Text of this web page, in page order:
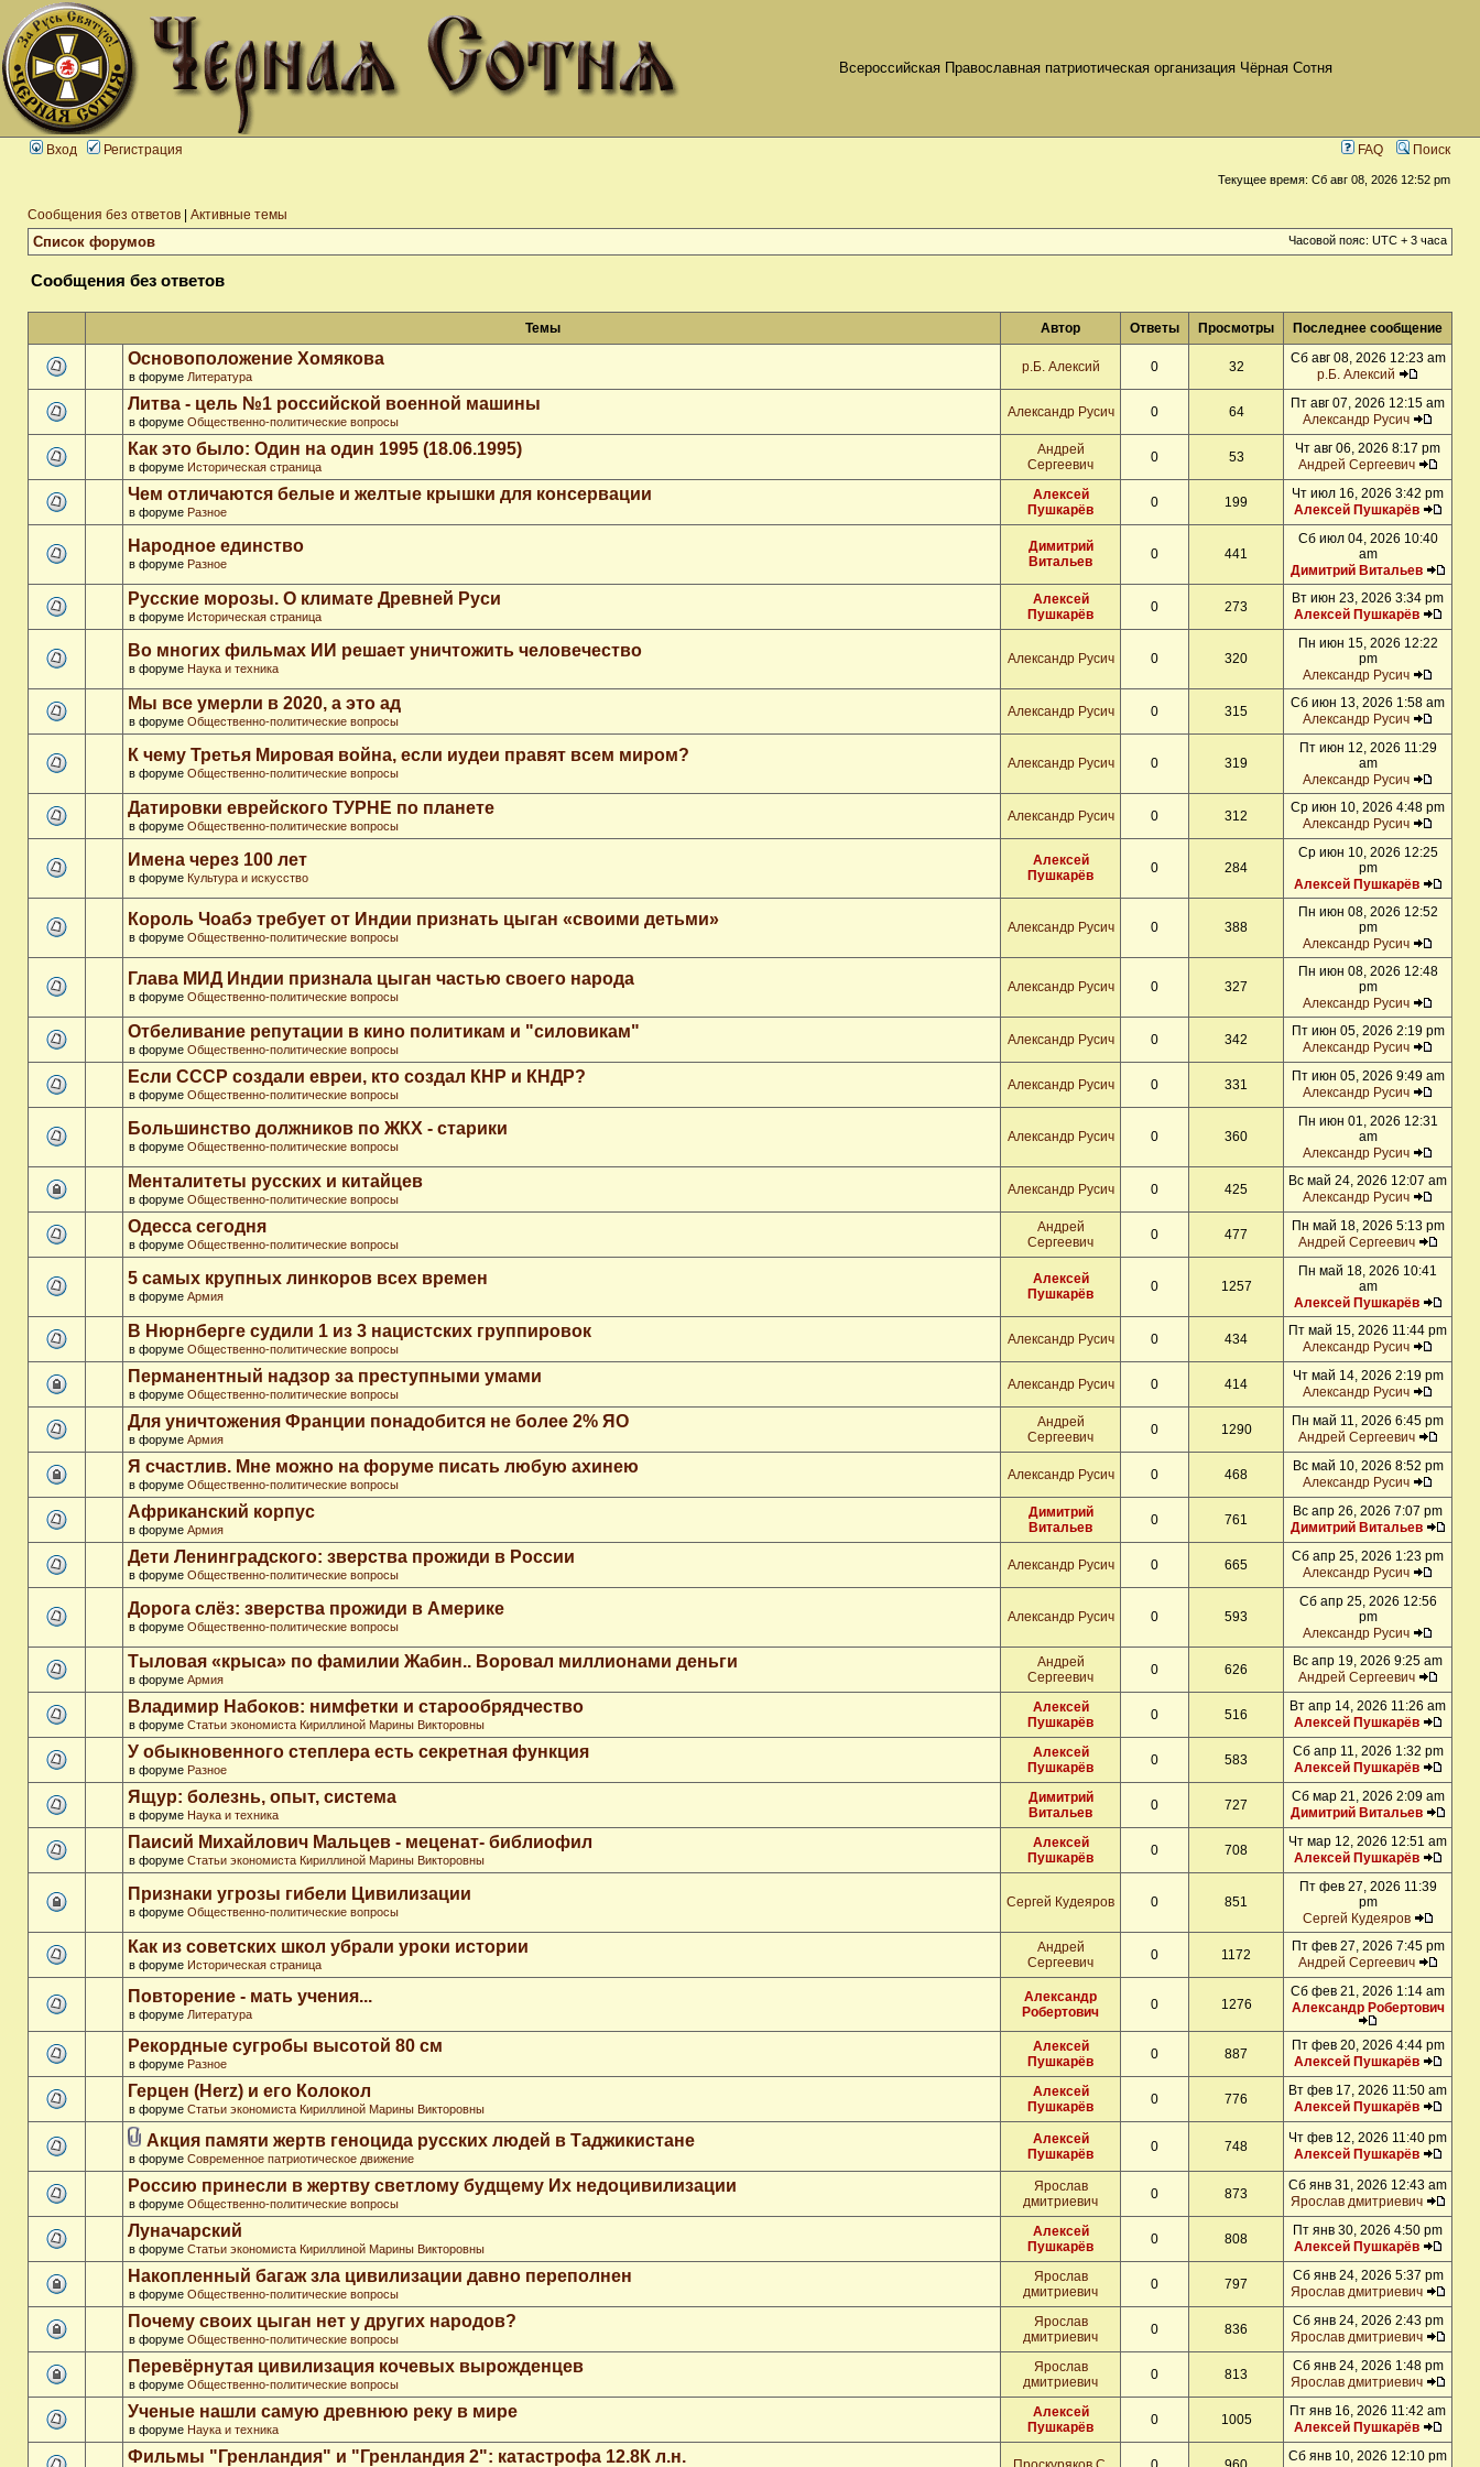
Всероссийская Православная патриотическая организация Чёрная Сотня
Вход Регистрация FAQ Поиск
Текущее время: Сб авг 08, 2026 12:52 pm
Сообщения без ответов Активные темы
Список форумов Часовой пояс: UTC + 3 часа
Сообщения без ответов
Темы Автор Ответы Просмотры Последнее сообщение
Основоположение Хомякова
в форуме Литература
р.Б. Алексий 0 32
Сб авг 08, 2026 12:23 am
р.Б. Алексий
Литва - цель №1 российской военной машины
в форуме Общественно-политические вопросы
Александр Русич 0 64
Пт авг 07, 2026 12:15 am
Александр Русич
Как это было: Один на один 1995 (18.06.1995)
в форуме Историческая страница
Андрей
Сергеевич
0 53
Чт авг 06, 2026 8:17 pm
Андрей Сергеевич
Чем отличаются белые и желтые крышки для консервации
в форуме Разное
Алексей
Пушкарёв
0 199
Чт июл 16, 2026 3:42 pm
Алексей Пушкарёв
Народное единство
в форуме Разное
Димитрий
Витальев
0 441
Сб июл 04, 2026 10:40
am
Димитрий Витальев
Русские морозы. О климате Древней Руси
в форуме Историческая страница
Алексей
Пушкарёв
0 273
Вт июн 23, 2026 3:34 pm
Алексей Пушкарёв
Во многих фильмах ИИ решает уничтожить человечество
в форуме Наука и техника
Александр Русич 0 320
Пн июн 15, 2026 12:22
pm
Александр Русич
Мы все умерли в 2020, а это ад
в форуме Общественно-политические вопросы
Александр Русич 0 315
Сб июн 13, 2026 1:58 am
Александр Русич
К чему Третья Мировая война, если иудеи правят всем миром?
в форуме Общественно-политические вопросы
Александр Русич 0 319
Пт июн 12, 2026 11:29
am
Александр Русич
Датировки еврейского ТУРНЕ по планете
в форуме Общественно-политические вопросы
Александр Русич 0 312
Ср июн 10, 2026 4:48 pm
Александр Русич
Имена через 100 лет
в форуме Культура и искусство
Алексей
Пушкарёв
0 284
Ср июн 10, 2026 12:25
pm
Алексей Пушкарёв
Король Чоабэ требует от Индии признать цыган «своими детьми»
в форуме Общественно-политические вопросы
Александр Русич 0 388
Пн июн 08, 2026 12:52
pm
Александр Русич
Глава МИД Индии признала цыган частью своего народа
в форуме Общественно-политические вопросы
Александр Русич 0 327
Пн июн 08, 2026 12:48
pm
Александр Русич
Отбеливание репутации в кино политикам и "силовикам"
в форуме Общественно-политические вопросы
Александр Русич 0 342
Пт июн 05, 2026 2:19 pm
Александр Русич
Если СССР создали евреи, кто создал КНР и КНДР?
в форуме Общественно-политические вопросы
Александр Русич 0 331
Пт июн 05, 2026 9:49 am
Александр Русич
Большинство должников по ЖКХ - старики
в форуме Общественно-политические вопросы
Александр Русич 0 360
Пн июн 01, 2026 12:31
am
Александр Русич
Менталитеты русских и китайцев
в форуме Общественно-политические вопросы
Александр Русич 0 425
Вс май 24, 2026 12:07 am
Александр Русич
Одесса сегодня
в форуме Общественно-политические вопросы
Андрей
Сергеевич
0 477
Пн май 18, 2026 5:13 pm
Андрей Сергеевич
5 самых крупных линкоров всех времен
в форуме Армия
Алексей
Пушкарёв
0 1257
Пн май 18, 2026 10:41
am
Алексей Пушкарёв
В Нюрнберге судили 1 из 3 нацистских группировок
в форуме Общественно-политические вопросы
Александр Русич 0 434
Пт май 15, 2026 11:44 pm
Александр Русич
Перманентный надзор за преступными умами
в форуме Общественно-политические вопросы
Александр Русич 0 414
Чт май 14, 2026 2:19 pm
Александр Русич
Для уничтожения Франции понадобится не более 2% ЯО
в форуме Армия
Андрей
Сергеевич
0 1290
Пн май 11, 2026 6:45 pm
Андрей Сергеевич
Я счастлив. Мне можно на форуме писать любую ахинею
в форуме Общественно-политические вопросы
Александр Русич 0 468
Вс май 10, 2026 8:52 pm
Александр Русич
Африканский корпус
в форуме Армия
Димитрий
Витальев
0 761
Вс апр 26, 2026 7:07 pm
Димитрий Витальев
Дети Ленинградского: зверства прожиди в России
в форуме Общественно-политические вопросы
Александр Русич 0 665
Сб апр 25, 2026 1:23 pm
Александр Русич
Дорога слёз: зверства прожиди в Америке
в форуме Общественно-политические вопросы
Александр Русич 0 593
Сб апр 25, 2026 12:56
pm
Александр Русич
Тыловая «крыса» по фамилии Жабин.. Воровал миллионами деньги
в форуме Армия
Андрей
Сергеевич
0 626
Вс апр 19, 2026 9:25 am
Андрей Сергеевич
Владимир Набоков: нимфетки и старообрядчество
в форуме Статьи экономиста Кириллиной Марины Викторовны
Алексей
Пушкарёв
0 516
Вт апр 14, 2026 11:26 am
Алексей Пушкарёв
У обыкновенного степлера есть секретная функция
в форуме Разное
Алексей
Пушкарёв
0 583
Сб апр 11, 2026 1:32 pm
Алексей Пушкарёв
Ящур: болезнь, опыт, система
в форуме Наука и техника
Димитрий
Витальев
0 727
Сб мар 21, 2026 2:09 am
Димитрий Витальев
Паисий Михайлович Мальцев - меценат- библиофил
в форуме Статьи экономиста Кириллиной Марины Викторовны
Алексей
Пушкарёв
0 708
Чт мар 12, 2026 12:51 am
Алексей Пушкарёв
Признаки угрозы гибели Цивилизации
в форуме Общественно-политические вопросы
Сергей Кудеяров 0 851
Пт фев 27, 2026 11:39
pm
Сергей Кудеяров
Как из советских школ убрали уроки истории
в форуме Историческая страница
Андрей
Сергеевич
0 1172
Пт фев 27, 2026 7:45 pm
Андрей Сергеевич
Повторение - мать учения...
в форуме Литература
Александр
Робертович
0 1276
Сб фев 21, 2026 1:14 am
Александр Робертович
Рекордные сугробы высотой 80 см
в форуме Разное
Алексей
Пушкарёв
0 887
Пт фев 20, 2026 4:44 pm
Алексей Пушкарёв
Герцен (Herz) и его Колокол
в форуме Статьи экономиста Кириллиной Марины Викторовны
Алексей
Пушкарёв
0 776
Вт фев 17, 2026 11:50 am
Алексей Пушкарёв
Акция памяти жертв геноцида русских людей в Таджикистане
в форуме Современное патриотическое движение
Алексей
Пушкарёв
0 748
Чт фев 12, 2026 11:40 pm
Алексей Пушкарёв
Россию принесли в жертву светлому будщему Их недоцивилизации
в форуме Общественно-политические вопросы
Ярослав
дмитриевич
0 873
Сб янв 31, 2026 12:43 am
Ярослав дмитриевич
Луначарский
в форуме Статьи экономиста Кириллиной Марины Викторовны
Алексей
Пушкарёв
0 808
Пт янв 30, 2026 4:50 pm
Алексей Пушкарёв
Накопленный багаж зла цивилизации давно переполнен
в форуме Общественно-политические вопросы
Ярослав
дмитриевич
0 797
Сб янв 24, 2026 5:37 pm
Ярослав дмитриевич
Почему своих цыган нет у других народов?
в форуме Общественно-политические вопросы
Ярослав
дмитриевич
0 836
Сб янв 24, 2026 2:43 pm
Ярослав дмитриевич
Перевёрнутая цивилизация кочевых вырожденцев
в форуме Общественно-политические вопросы
Ярослав
дмитриевич
0 813
Сб янв 24, 2026 1:48 pm
Ярослав дмитриевич
Ученые нашли самую древнюю реку в мире
в форуме Наука и техника
Алексей
Пушкарёв
0 1005
Пт янв 16, 2026 11:42 am
Алексей Пушкарёв
Фильмы "Гренландия" и "Гренландия 2": катастрофа 12.8К л.н.
Сб янв 10, 2026 12:10 pm